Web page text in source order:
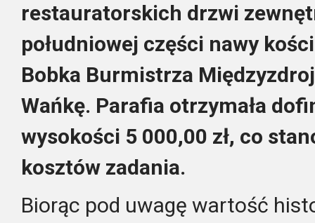
restauratorskich drzwi
południowej części nawy
Bobka Burmistrza
Wańkę. Parafia otrzymała
wysokości 5 000,00 zł, co
kosztów zadania.
Biorąc pod uwagę wartość